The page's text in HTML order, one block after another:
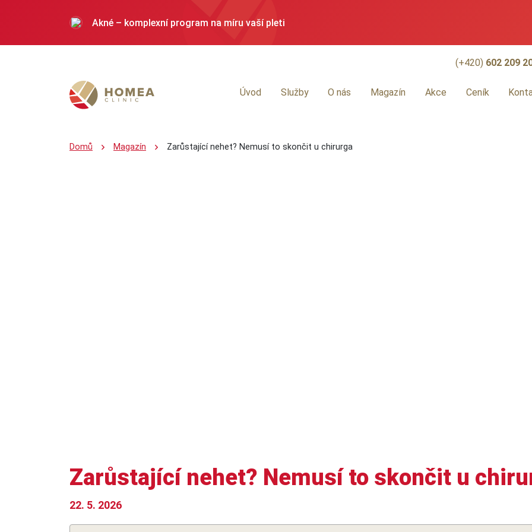
Akné – komplexní program na míru vaší pleti
Dopřejte si vitamínovou terapii za zvýhodněné ceny
(+420) 602 209
Úvod Služby O nás Magazín Akce Ceník
Domů Magazín Zarůstající nehet? Nemusí to skončit u chirurga
Zarůstající nehet? Nemusí to skončit u
22. 5. 2026